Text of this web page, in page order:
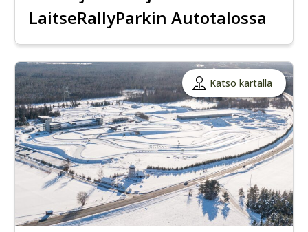
LaitseRallyParkin Autotalossa
Katso kartalla